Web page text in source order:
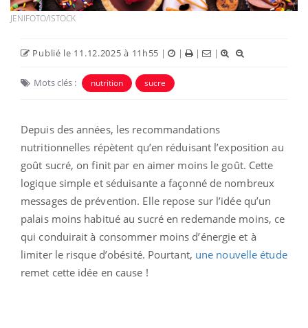
JENIFOTO/ISTOCK
Publié le 11.12.2025 à 11h55 | | | |
Mots clés : nutrition sucre
Depuis des années, les recommandations
nutritionnelles répètent qu’en réduisant l’exposition au
goût sucré, on finit par en aimer moins le goût. Cette
logique simple et séduisante a façonné de nombreux
messages de prévention. Elle repose sur l’idée qu’un
palais moins habitué au sucré en redemande moins, ce
qui conduirait à consommer moins d’énergie et à
limiter le risque d’obésité. Pourtant, une nouvelle étude
remet cette idée en cause !